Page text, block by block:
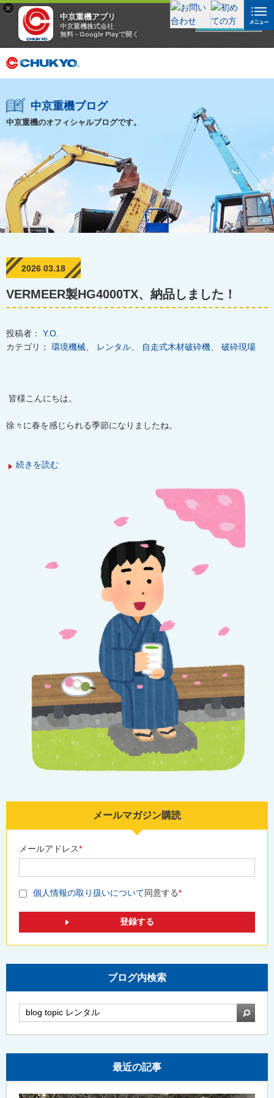
×
中京重機アプリ
中京重機株式会社
無料 - Google Playで開く
アプリを見る
中京重機ブログ
中京重機のオフィシャルブログです。
2026 03.18
VERMEER製HG4000TX、納品しました！
投稿者： Y.O.
カテゴリ： 環境機械 レンタル 自走式木材破砕機 破砕現場
皆様こんにちは。
徐々に春を感じられる季節になりましたね。
続きを読む
メールマガジン購読
メールアドレス*
個人情報の取り扱いについて同意する*
ブログ内検索
検索
最近の記事